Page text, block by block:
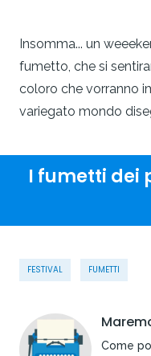
FESTIVAL FUMETTI
Come
Insomma... un
fumetto, che si
coloro che vorranno
variegato mondo
I fumetti dei